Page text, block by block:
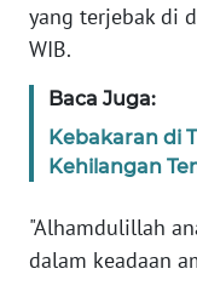
yang terjebak di
WIB.
Baca Juga:
Kebakaran di
Kehilangan
"Alhamdulillah
dalam keadaan
JAMBI
WN
NTB